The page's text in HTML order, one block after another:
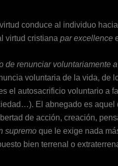
conduce al individuo
virtud cristiana par excellence
de renunciar voluntariamente
voluntaria de la vida, de
el autosacrificio voluntario a
El abnegado es
de acción, creación,
supremo que le exige nada
bien terrenal o